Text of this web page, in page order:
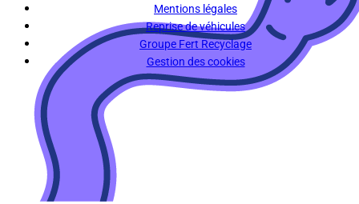
Mentions légales
Reprise de véhicules
Groupe Fert Recyclage
Gestion des cookies